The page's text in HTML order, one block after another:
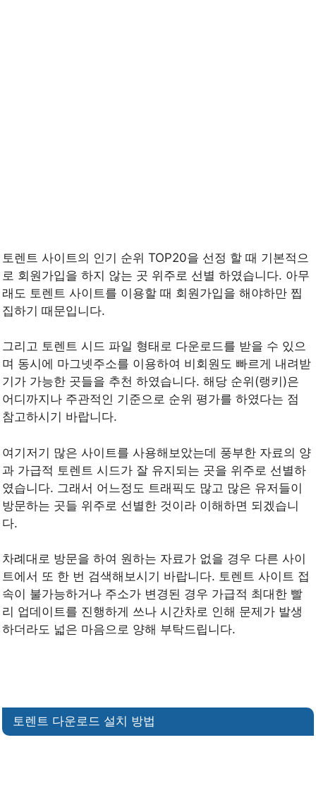
토렌트 사이트의 인기 순위 TOP20을 선정 할 때 기본적으
로 회원가입을 하지 않는 곳 위주로 선별 하였습니다. 아무
래도 토렌트 사이트를 이용할 때 회원가입을 해야하만 찝
집하기 때문입니다.
그리고 토렌트 시드 파일 형태로 다운로드를 받을 수 있으
며 동시에 마그넷주소를 이용하여 비회원도 빠르게 내려받
기가 가능한 곳들을 추천 하였습니다. 해당 순위(랭키)은
어디까지나 주관적인 기준으로 순위 평가를 하였다는 점
참고하시기 바랍니다.
여기저기 많은 사이트를 사용해보았는데 풍부한 자료의 양
과 가급적 토렌트 시드가 잘 유지되는 곳을 위주로 선별하
였습니다. 그래서 어느정도 트래픽도 많고 많은 유저들이
방문하는 곳들 위주로 선별한 것이라 이해하면 되겠습니
다.
차례대로 방문을 하여 원하는 자료가 없을 경우 다른 사이
트에서 또 한 번 검색해보시기 바랍니다. 토렌트 사이트 접
속이 불가능하거나 주소가 변경된 경우 가급적 최대한 빨
리 업데이트를 진행하게 쓰나 시간차로 인해 문제가 발생
하더라도 넓은 마음으로 양해 부탁드립니다.
토렌트 다운로드 설치 방법